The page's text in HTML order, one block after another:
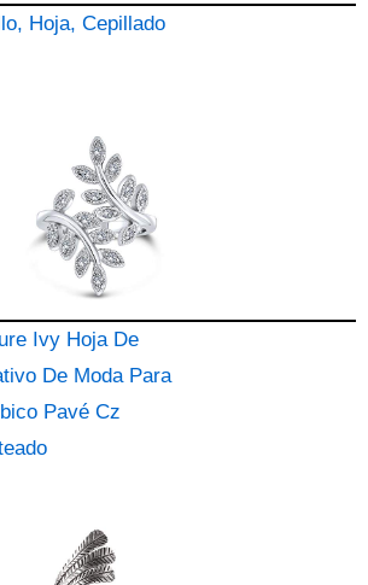
Hoja, Cepillado
Ivy Hoja De
De Moda Para
Pavé Cz